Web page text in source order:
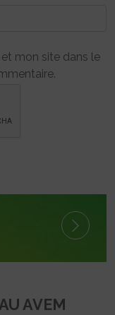
mon site dans le
AVEM